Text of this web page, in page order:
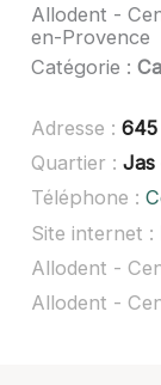
Allodent -
en-Provence
Catégorie :
Adresse : 645
Quartier : Jas
Téléphone :
Site internet :